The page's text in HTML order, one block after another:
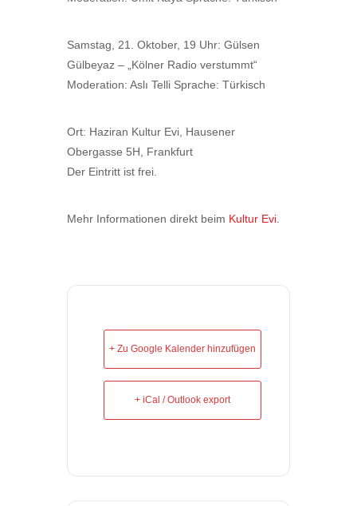
Samstag, 21. Oktober, 19 Uhr: Gülsen
Gülbeyaz – „Kölner Radio verstummt“
Moderation: Aslı Telli Sprache: Türkisch
Ort: Haziran Kultur Evi, Hausener
Obergasse 5H, Frankfurt
Der Eintritt ist frei.
Mehr Informationen direkt beim Kultur Evi
+ Zu Google Kalender hinzufügen
+ iCal / Outlook export